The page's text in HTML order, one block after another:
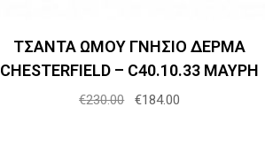
ΤΣΑΝΤΑ ΩΜΟΥ ΓΝΗΣΙΟ ΔΕΡΜΑ
CHESTERFIELD – C40.10.33 ΜΑΥΡΗ
€230.00
Original
price
€184.00